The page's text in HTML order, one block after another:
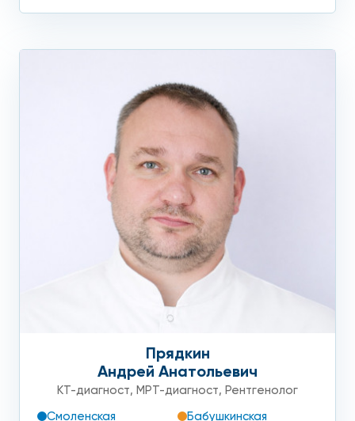
Прядкин
Андрей Анатольевич
КТ-диагност, МРТ-диагност, Рентгенолог
Смоленская
Бабушкинская